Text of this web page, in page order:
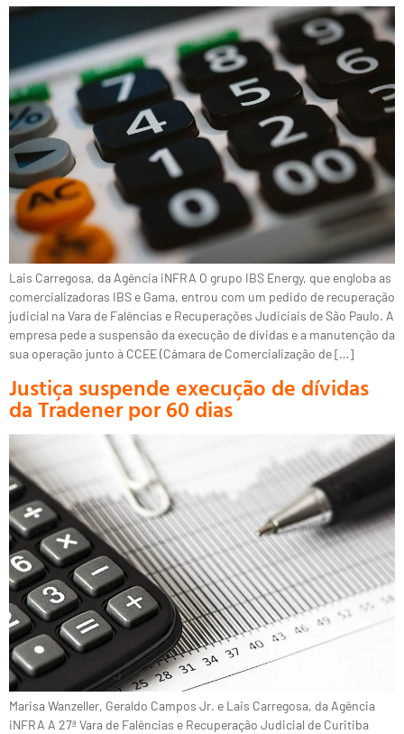
Lais Carregosa, da Agência iNFRA O grupo IBS Energy, que engloba as
comercializadoras IBS e Gama, entrou com um pedido de recuperação
judicial na Vara de Falências e Recuperações Judiciais de São Paulo. A
empresa pede a suspensão da execução de dívidas e a manutenção da
sua operação junto à CCEE (Câmara de Comercialização de […]
Justiça suspende execução de dívidas
da Tradener por 60 dias
Marisa Wanzeller, Geraldo Campos Jr. e Lais Carregosa, da Agência
iNFRA A 27ª Vara de Falências e Recuperação Judicial de Curitiba